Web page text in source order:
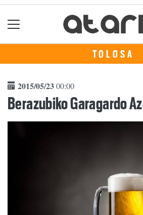
TOLOSA
2015/05/2300:00
Berazubiko Garagardo